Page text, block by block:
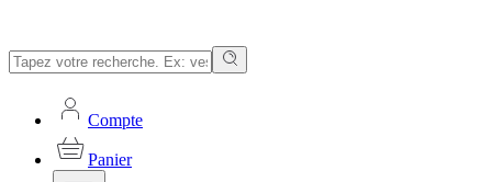
Compte
Panier